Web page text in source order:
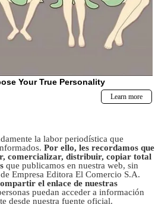
la labor periodística que
Por ello, les recordamos que
comercializar, distribuir, copiar total
que publicamos en nuestra web, sin
Empresa Editora El Comercio S.A.
el enlace de nuestras
puedan acceder a información
desde nuestra fuente oficial.